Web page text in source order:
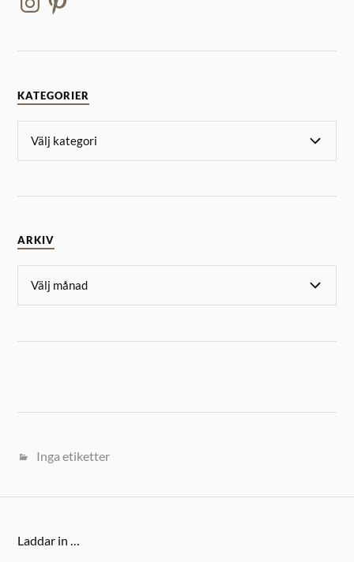
KATEGORIER
ARKIV
Inga etiketter
Laddar in …